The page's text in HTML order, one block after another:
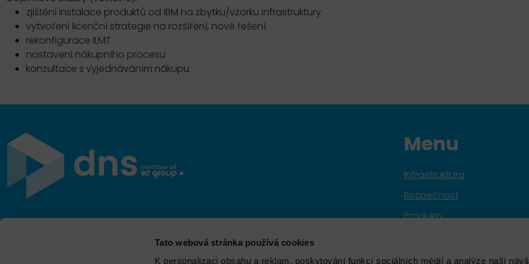
Tato webová stránka používá cookies
K personalizaci obsahu a reklam, poskytování funkcí sociálních médií a analýze naší
zjištění instalace produktů od IBM na zbytku/vzorku infrastruktury
vytvoření licenční strategie na rozšíření, nové řešení.
rekonfigurace ILMT
nastavení nákupního procesu
konzultace s vyjednáváním nákupu
Menu
Infrastruktura
Bezpečnost
Produkty
Značky
IT, obchodu, softwarových řešení, komunikace, e-